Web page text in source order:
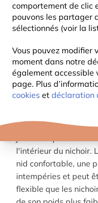
comportement de clic
pouvons les partager
sélectionnés (voir la
Vous pouvez modifier
moment dans notre
également accessible
page. Plus
cookies et déclaration
Pourquoi est-ce
l'urbanisation
Avec un nichoir
cette opportunité
Chez Vivara, vous
supports de
Le béton de bois est
être utilisé pendant
l'intérieur du nichoir.
nid confortable, une
intempéries et peut
flexible que les